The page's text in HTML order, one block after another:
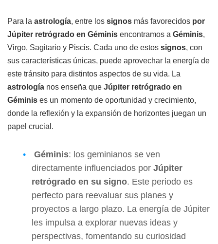
Para la astrología, entre los signos más favorecidos por
Júpiter retrógrado en Géminis encontramos a Géminis,
Virgo, Sagitario y Piscis. Cada uno de estos signos, con
sus características únicas, puede aprovechar la energía de
este tránsito para distintos aspectos de su vida. La
astrología nos enseña que Júpiter retrógrado en
Géminis es un momento de oportunidad y crecimiento,
donde la reflexión y la expansión de horizontes juegan un
papel crucial.
Géminis: los geminianos se ven
directamente influenciados por Júpiter
retrógrado en su signo. Este periodo es
perfecto para reevaluar sus planes y
proyectos a largo plazo. La energía de Júpiter
les impulsa a explorar nuevas ideas y
perspectivas, fomentando su curiosidad